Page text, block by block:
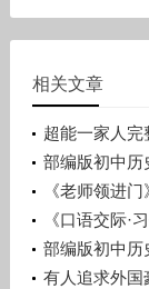
相关文章
超能一家人
部编版初中历
洋
《老师领进
州市_惠阳区-
《口语交际·
广西梧州市_
部编版初中历
学》辽宁孙浩
有人追求外国